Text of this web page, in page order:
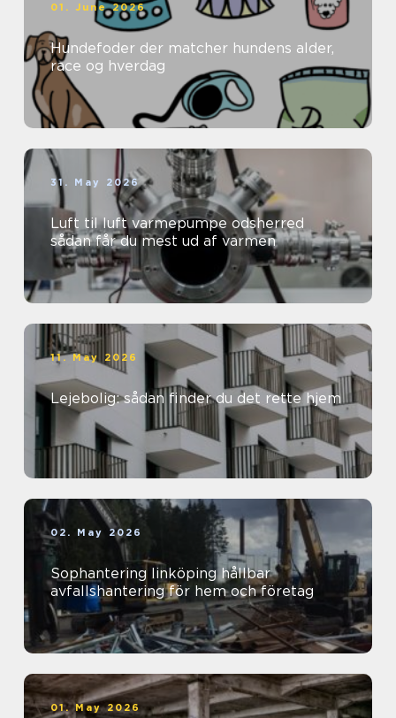
01. June 2026
Hundefoder der matcher hundens alder,
race og hverdag
31. May 2026
Luft til luft varmepumpe odsherred
sådan får du mest ud af varmen
11. May 2026
Lejebolig: sådan finder du det rette hjem
02. May 2026
Sophantering linköping hållbar
avfallshantering för hem och företag
01. May 2026